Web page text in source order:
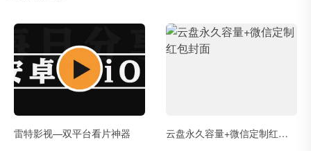
雷特影视—双平台看片神器 云盘永久容量+微信定制红包封面